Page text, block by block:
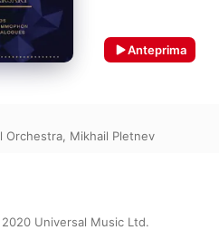
Anteprima
Orchestra, Mikhail Pletnev
Universal Music Ltd.